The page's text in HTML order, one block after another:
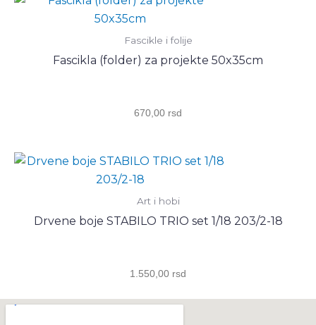
Fascikle i folije
Fascikla (folder) za projekte 50x35cm
670,00 rsd
Art i hobi
Drvene boje STABILO TRIO set 1/18 203/2-18
1.550,00 rsd